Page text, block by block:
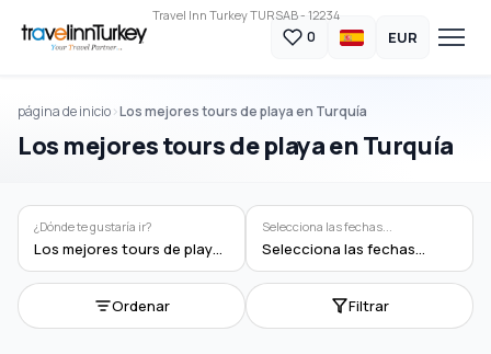
Travel Inn Turkey TURSAB - 12234
0 EUR
página de inicio Los mejores tours de playa en Turquía
Los mejores tours de playa en Turquía
¿Dónde te gustaría ir?
Los mejores tours de playa en Turquía
Selecciona las fechas...
Selecciona las fechas...
Ordenar Filtrar